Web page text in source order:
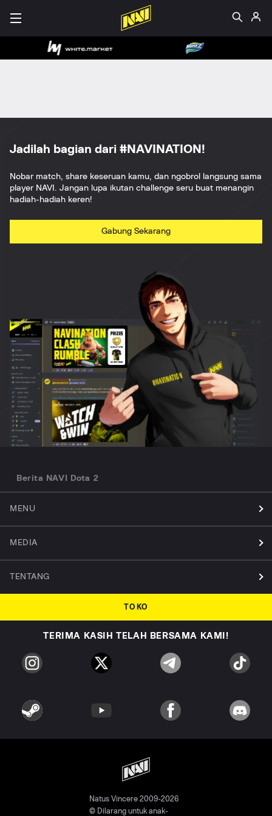
Jadilah bagian dari #NAVINATION!
Nobar match, share keseruan kamu, dan ngobrol langsung sama
player NAVI. Jangan lupa ikutan challenge seru buat menangin
hadiah-hadiah keren!
Gabung Sekarang
Berita NAVI Dota 2
MENU
MEDIA
TENTANG
TOKO
TERIMA KASIH TELAH BERSAMA KAMI!
Natus Vincere 2009-2026
© Dilarang untuk anak-